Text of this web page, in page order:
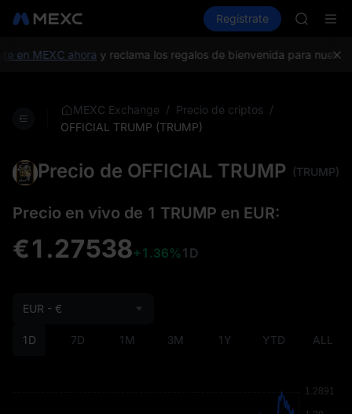
Mercados Spot Futuros
Regístrate
ACE
SPCX
UNITREE
MEXC ahoray reclama los regalos de bienvenida para nuevos
MEXC Exchange / Precio de criptos /
OFFICIAL TRUMP (TRUMP)
Precio de OFFICIAL TRUMP (TRUMP)
Precio en vivo de 1 TRUMP en EUR:
€1.27538+1.36% 1D
1D 7D 1M 3M 1Y YTD ALL
EUR - €